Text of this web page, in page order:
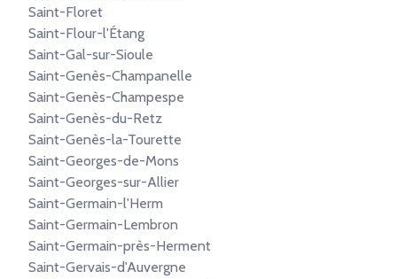
Saint-Floret
Saint-Flour-l'Étang
Saint-Gal-sur-Sioule
Saint-Genès-Champanelle
Saint-Genès-Champespe
Saint-Genès-du-Retz
Saint-Genès-la-Tourette
Saint-Georges-de-Mons
Saint-Georges-sur-Allier
Saint-Germain-l'Herm
Saint-Germain-Lembron
Saint-Germain-près-Herment
Saint-Gervais-d'Auvergne